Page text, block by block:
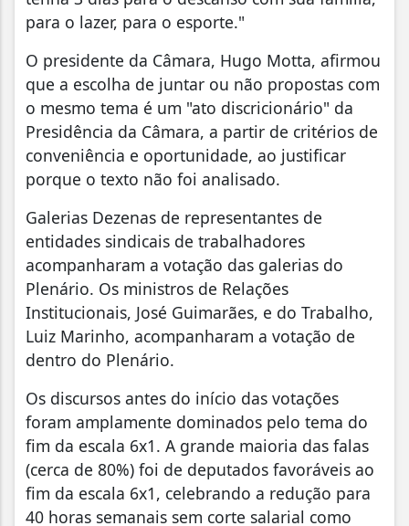
para o lazer, para o esporte."
O presidente da Câmara, Hugo Motta, afirmou
que a escolha de juntar ou não propostas com
o mesmo tema é um "ato discricionário" da
Presidência da Câmara, a partir de critérios de
conveniência e oportunidade, ao justificar
porque o texto não foi analisado.
Galerias Dezenas de representantes de
entidades sindicais de trabalhadores
acompanharam a votação das galerias do
Plenário. Os ministros de Relações
Institucionais, José Guimarães, e do Trabalho,
Luiz Marinho, acompanharam a votação de
dentro do Plenário.
Os discursos antes do início das votações
foram amplamente dominados pelo tema do
fim da escala 6x1. A grande maioria das falas
(cerca de 80%) foi de deputados favoráveis ao
fim da escala 6x1, celebrando a redução para
40 horas semanais sem corte salarial como